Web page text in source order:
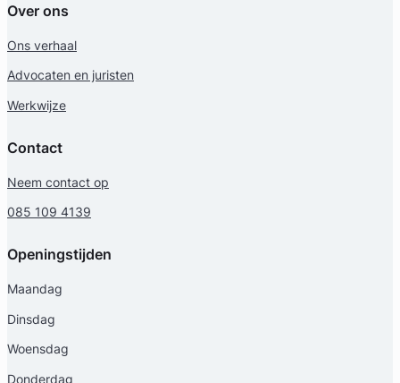
Over ons
Ons verhaal
Advocaten en juristen
Werkwijze
Contact
Neem contact op
085 109 4139
Openingstijden
Maandag
Dinsdag
Woensdag
Donderdag